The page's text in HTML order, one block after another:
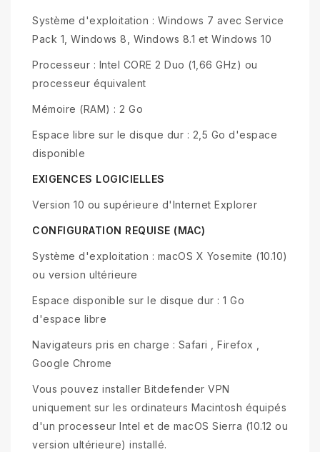
Système d'exploitation : Windows 7 avec Service
Pack 1, Windows 8, Windows 8.1 et Windows 10
Processeur : Intel CORE 2 Duo (1,66 GHz) ou
processeur équivalent
Mémoire (RAM) : 2 Go
Espace libre sur le disque dur : 2,5 Go d'espace
disponible
EXIGENCES LOGICIELLES
Version 10 ou supérieure d'Internet Explorer
CONFIGURATION REQUISE (MAC)
Système d'exploitation : macOS X Yosemite (10.10)
ou version ultérieure
Espace disponible sur le disque dur : 1 Go
d'espace libre
Navigateurs pris en charge : Safari , Firefox ,
Google Chrome
Vous pouvez installer Bitdefender VPN
uniquement sur les ordinateurs Macintosh équipés
d'un processeur Intel et de macOS Sierra (10.12 ou
version ultérieure) installé.